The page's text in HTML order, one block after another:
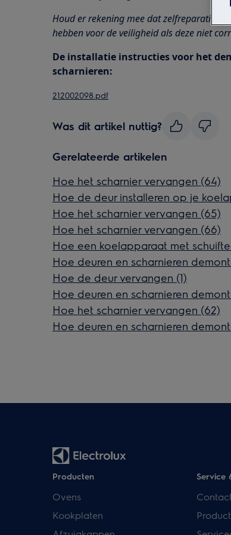
Houd er rekening mee dat zelfreparatie of
hebben voor de veiligheid als deze niet
De installatie instructies voor het
scharnieren:
212002098.pdf
Was dit artikel nuttig?
Gerelateerde artikelen
Hoe het scharnier vervangen (64)
Hoe de deur installeren op je
Hoe het scharnier vervangen (65)
Hoe het scharnier vervangen (66)
Hoe een koelapparaat met
Hoe deuren en scharnieren
Hoe de deur vervangen (1)
Hoe deuren en scharnieren
Hoe het scharnier vervangen (62)
Hoe deuren en scharnieren
Producten
Ovens
Kookplaten
Service